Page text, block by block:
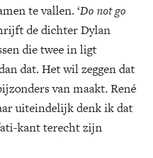
te vallen. ‘Do not go
de dichter Dylan
die twee in ligt
dat. Het wil zeggen dat
van maakt. René
uiteindelijk denk ik dat
kant terecht zijn